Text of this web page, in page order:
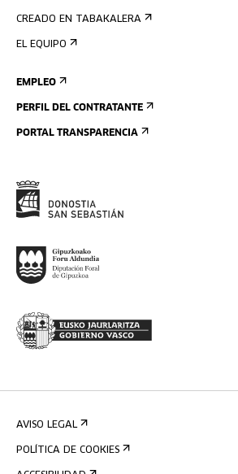
CREADO EN TABAKALERA
EL EQUIPO
EMPLEO
PERFIL DEL CONTRATANTE
PORTAL TRANSPARENCIA
AVISO LEGAL
POLÍTICA DE COOKIES